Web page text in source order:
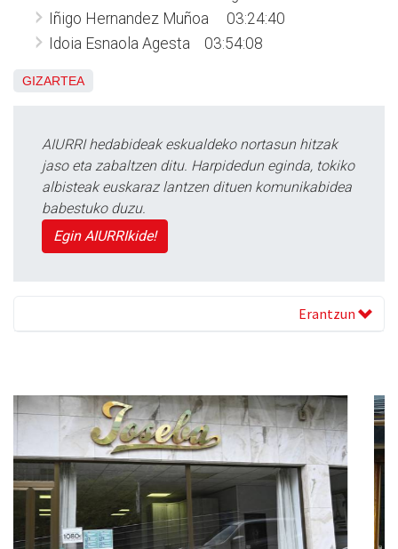
Iñigo Hernandez Muñoa 03:24:40
Idoia Esnaola Agesta 03:54:08
GIZARTEA
AIURRI hedabideak eskualdeko nortasun hitzak
jaso eta zabaltzen ditu. Harpidedun eginda, tokiko
albisteak euskaraz lantzen dituen komunikabidea
babestuko duzu.
Egin AIURRIkide!
Erantzun